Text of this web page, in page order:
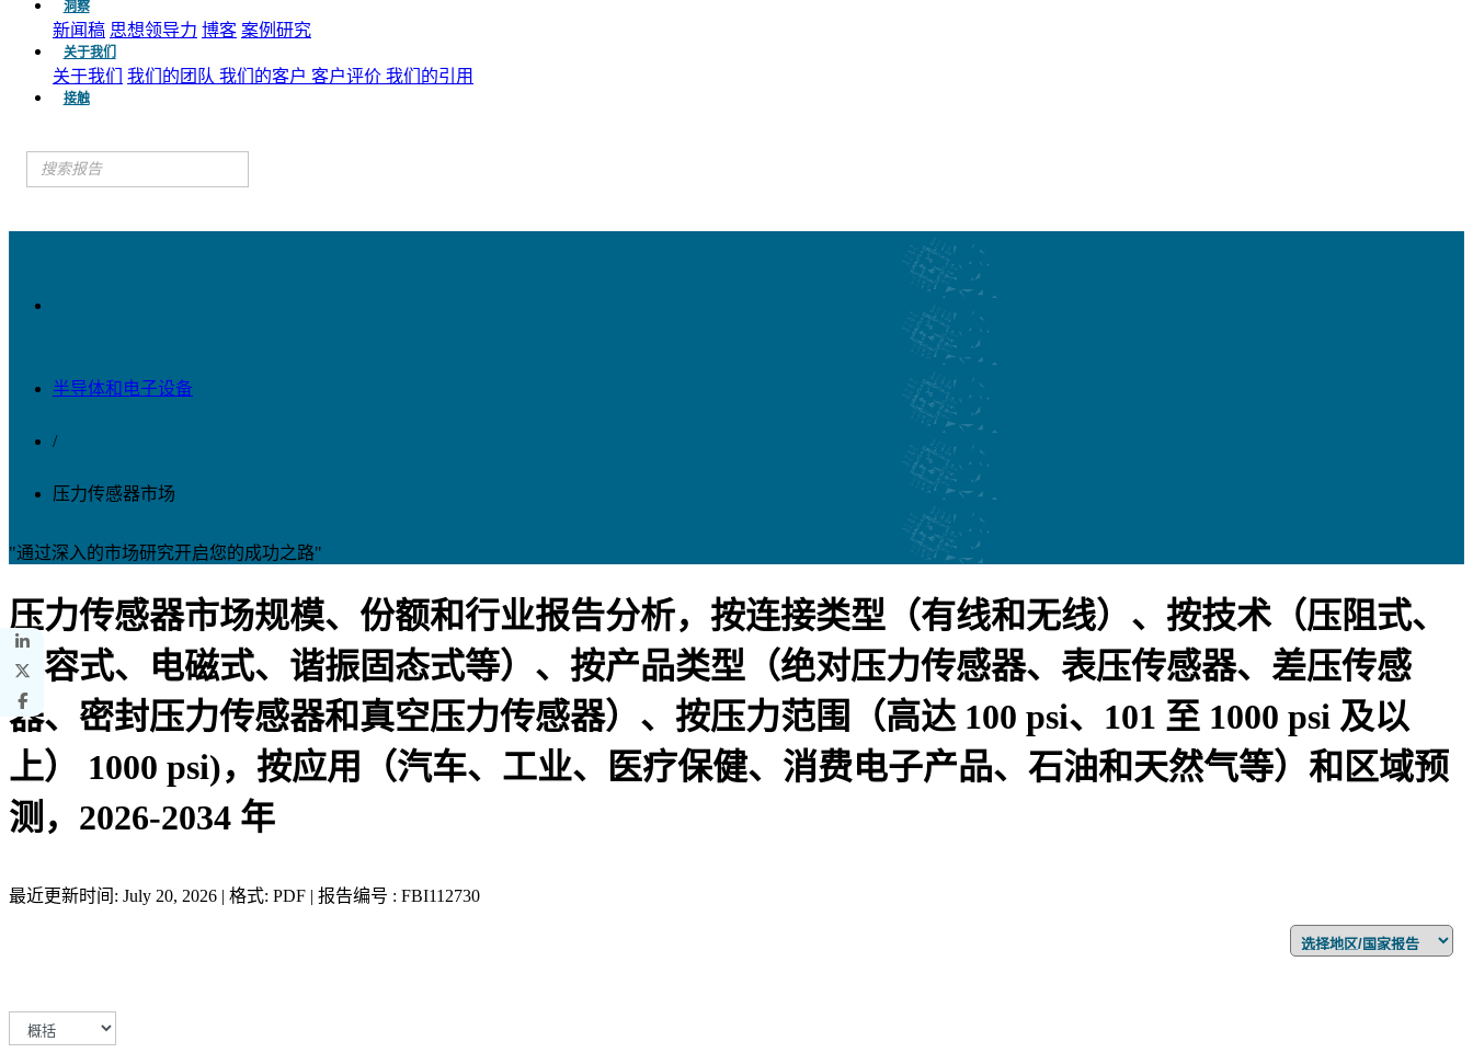
洞察
新闻稿 思想领导力 博客 案例研究
关于我们
关于我们 我们的团队 我们的客户 客户评价 我们的引用
接触
半导体和电子设备
/
压力传感器市场
"通过深入的市场研究开启您的成功之路"
压力传感器市场规模、份额和行业报告分析，按连接类型（有线和无线）、按技术（压阻式、
电容式、电磁式、谐振固态式等）、按产品类型（绝对压力传感器、表压传感器、差压传感
器、密封压力传感器和真空压力传感器）、按压力范围（高达 100 psi、101 至 1000 psi 及以
上） 1000 psi)，按应用（汽车、工业、医疗保健、消费电子产品、石油和天然气等）和区域预
测，2026-2034 年
最近更新时间: July 20, 2026 | 格式: PDF | 报告编号 : FBI112730